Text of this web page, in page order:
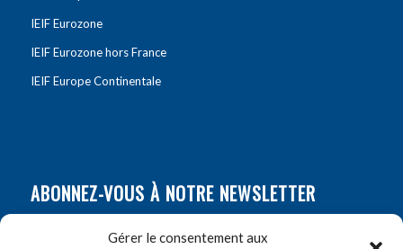
Gérer le consentement aux
IEIF Eurozone
IEIF Eurozone hors France
IEIF Europe Continentale
ABONNEZ-VOUS À NOTRE NEWSLETTER